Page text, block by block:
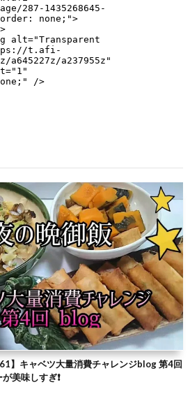
】キャベツ大量消費チャレンジblog 第4回
美味しすぎ❗